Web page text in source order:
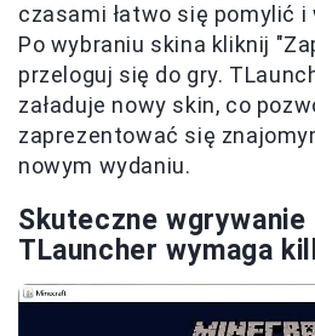
czasami łatwo się pomylić i
Po wybraniu skina kliknij
przeloguj się do gry.
załaduje nowy skin, co
zaprezentować się
nowym wydaniu.
Skuteczne wgrywanie
TLauncher wymaga